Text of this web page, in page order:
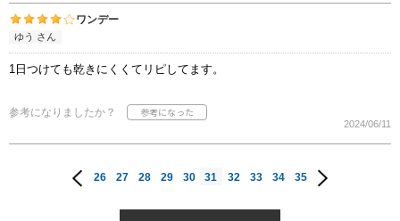
ワンデー
ゆう さん
1日つけても乾きにくくてリピしてます。
参考になりましたか？
2024/06/11
26 27 28 29 30 31 32 33 34 35